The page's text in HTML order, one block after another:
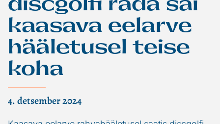
kaasava eelarve
hääletusel teise
koha
4. detsember 2024